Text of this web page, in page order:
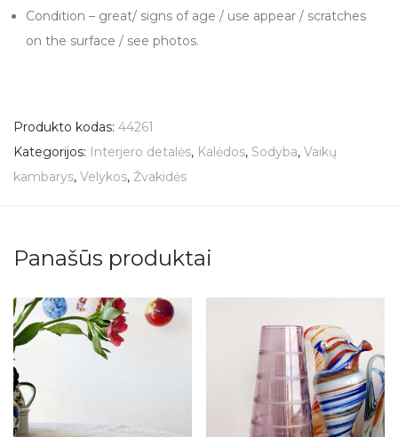
Condition – great/ signs of age / use appear / scratches
on the surface / see photos.
Produkto kodas: 44261
Kategorijos: Interjero detalės, Kalėdos, Sodyba, Vaikų
kambarys, Velykos, Žvakidės
Panašūs produktai